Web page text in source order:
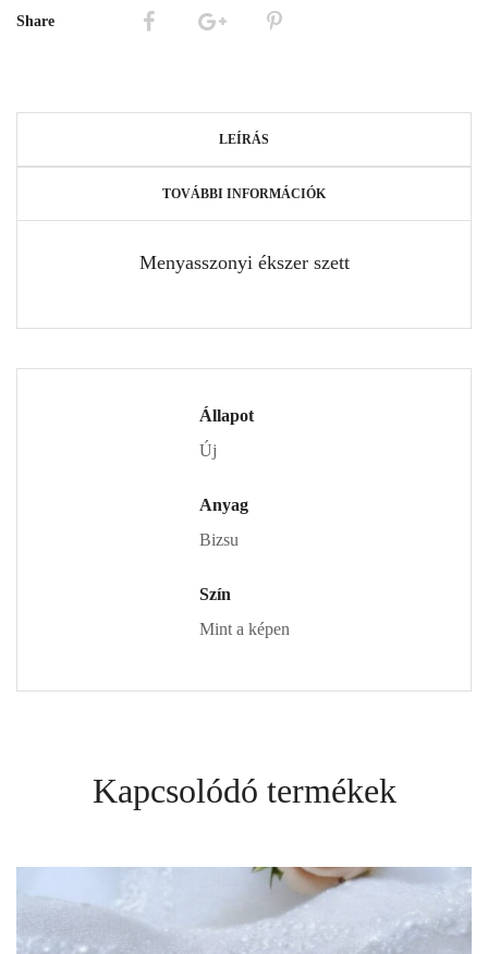
Share
LEÍRÁS
TOVÁBBI INFORMÁCIÓK
Menyasszonyi ékszer szett
Állapot
Új
Anyag
Bizsu
Szín
Mint a képen
Kapcsolódó termékek